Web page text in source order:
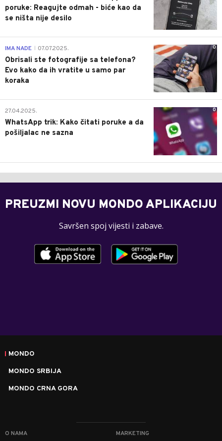
poruke: Reagujte odmah - biće kao da
se ništa nije desilo
0
IMA NADE 07.07.2025.
Obrisali ste fotografije sa telefona?
Evo kako da ih vratite u samo par
koraka
0
27.04.2025.
WhatsApp trik: Kako čitati poruke a da
pošiljalac ne sazna
PREUZMI NOVU MONDO APLIKACIJU
Savršen spoj vijesti i zabave.
MONDO
MONDO SRBIJA
MONDO CRNA GORA
O NAMA MARKETING